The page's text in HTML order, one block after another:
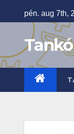
to
pén. aug 7th,